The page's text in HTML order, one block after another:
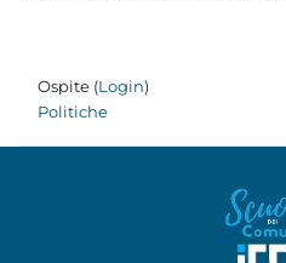
Ospite (Login)
Politiche